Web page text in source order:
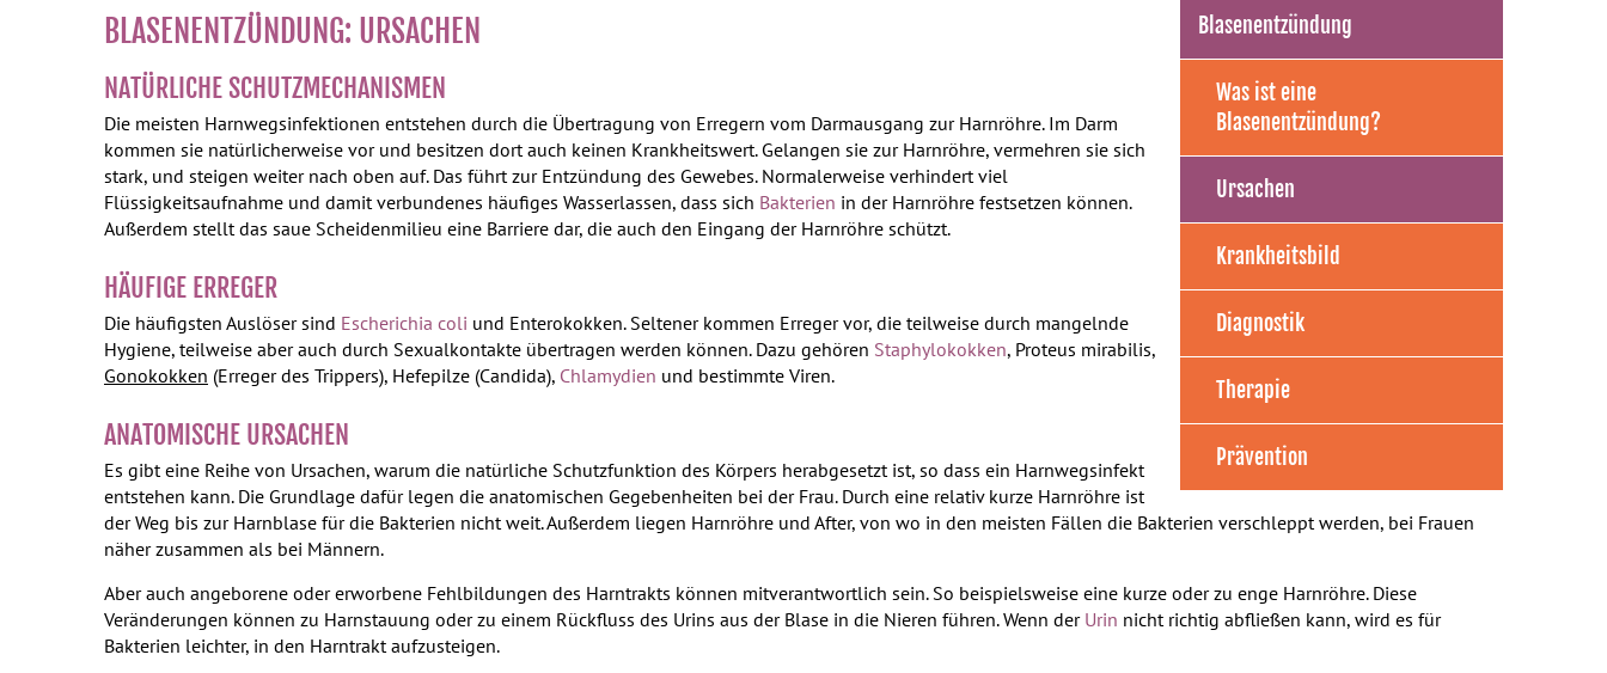
Blasenentzündung
Was ist eine
Blasenentzündung?
Ursachen
Krankheitsbild
Diagnostik
Therapie
Prävention
BLASENENTZÜNDUNG: URSACHEN
NATÜRLICHE SCHUTZMECHANISMEN
Die meisten Harnwegsinfektionen entstehen durch die Übertragung von Erregern vom Darmausgang zur Harnröhre. Im Darm
kommen sie natürlicherweise vor und besitzen dort auch keinen Krankheitswert. Gelangen sie zur Harnröhre, vermehren sie sich
stark, und steigen weiter nach oben auf. Das führt zur Entzündung des Gewebes. Normalerweise verhindert viel
Flüssigkeitsaufnahme und damit verbundenes häufiges Wasserlassen, dass sich Bakterien in der Harnröhre festsetzen können.
Außerdem stellt das saue Scheidenmilieu eine Barriere dar, die auch den Eingang der Harnröhre schützt.
HÄUFIGE ERREGER
Die häufigsten Auslöser sind Escherichia coli und Enterokokken. Seltener kommen Erreger vor, die teilweise durch mangelnde
Hygiene, teilweise aber auch durch Sexualkontakte übertragen werden können. Dazu gehören Staphylokokken, Proteus mirabilis,
Gonokokken (Erreger des Trippers), Hefepilze (Candida), Chlamydien und bestimmte Viren.
ANATOMISCHE URSACHEN
Es gibt eine Reihe von Ursachen, warum die natürliche Schutzfunktion des Körpers herabgesetzt ist, so dass ein Harnwegsinfekt
entstehen kann. Die Grundlage dafür legen die anatomischen Gegebenheiten bei der Frau. Durch eine relativ kurze Harnröhre ist
der Weg bis zur Harnblase für die Bakterien nicht weit. Außerdem liegen Harnröhre und After, von wo in den meisten Fällen die Bakterien verschleppt werden, bei Frauen
näher zusammen als bei Männern.
Aber auch angeborene oder erworbene Fehlbildungen des Harntrakts können mitverantwortlich sein. So beispielsweise eine kurze oder zu enge Harnröhre. Diese
Veränderungen können zu Harnstauung oder zu einem Rückfluss des Urins aus der Blase in die Nieren führen. Wenn der Urin nicht richtig abfließen kann, wird es für
Bakterien leichter, in den Harntrakt aufzusteigen.